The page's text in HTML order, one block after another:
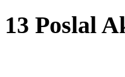
13 Poslal